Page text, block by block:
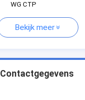
WG CTP
Bekijk meer
Contactgegevens